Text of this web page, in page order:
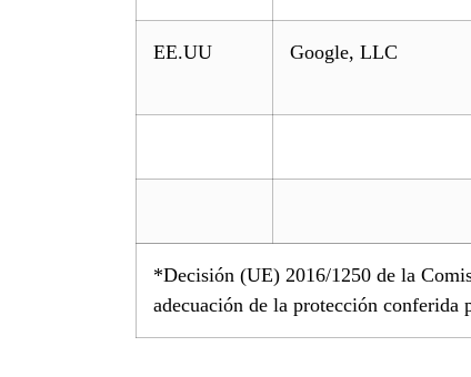
EE.UU Google, LLC
*Decisión (UE) 2016/1250 de la
adecuación de la protección